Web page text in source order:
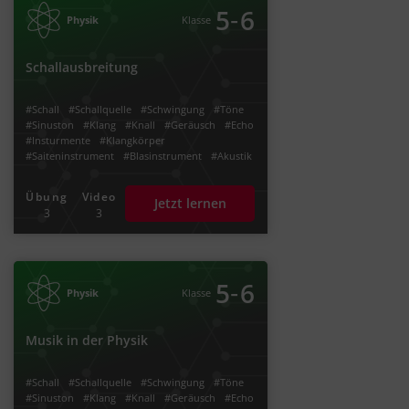
Physik Klasse 5‐6
Schallausbreitung
#Schall #Schallquelle #Schwingung
#Töne
#Sinuston
#Klang #Knall #Geräusch
#Echo
#Insturmente
#Klangkörper
#Saiteninstrument
#Blasinstrument
#Akustik
Übung
3
Video
3
Jetzt lernen
Physik Klasse 5‐6
Musik in der Physik
#Schall #Schallquelle #Schwingung
#Töne
#Sinuston
#Klang #Knall #Geräusch
#Echo